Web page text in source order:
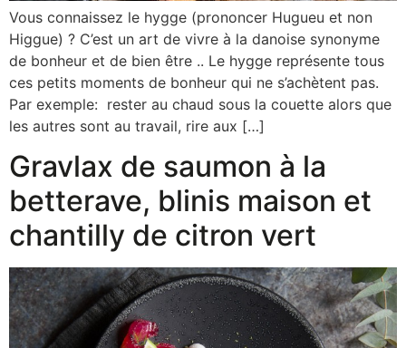
Vous connaissez le hygge (prononcer Hugueu et non
Higgue) ? C’est un art de vivre à la danoise synonyme
de bonheur et de bien être .. Le hygge représente tous
ces petits moments de bonheur qui ne s’achètent pas.
Par exemple: rester au chaud sous la couette alors que
les autres sont au travail, rire aux […]
Gravlax de saumon à la
betterave, blinis maison et
chantilly de citron vert